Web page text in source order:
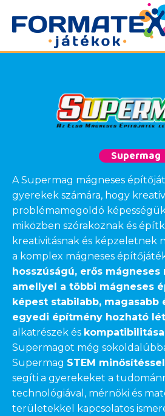
Supermag
A Supermag mágneses
gyerekek számára, hogy
problémamegoldó
miközben szórakoznak és
kreativitásnak és képzeletnek
a komplex mágneses
hosszúságú, erős
amellyel a többi mágneses
képest stabilabb, magasabb
egyedi építmény hozható
alkatrészek és
Supermagot még
Supermag STEM minősítéssel
segíti a gyerekeket a
technológiával, mérnöki és
területekkel kapcsolatos